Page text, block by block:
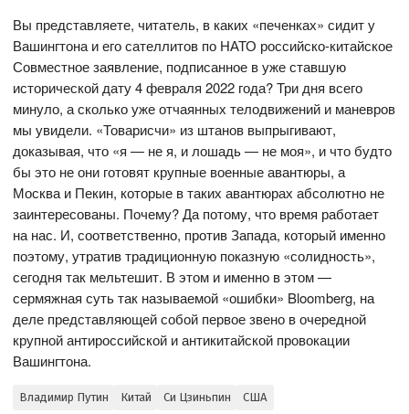
Вы представляете, читатель, в каких «печенках» сидит у
Вашингтона и его сателлитов по НАТО российско-китайское
Совместное заявление, подписанное в уже ставшую
исторической дату 4 февраля 2022 года? Три дня всего
минуло, а сколько уже отчаянных телодвижений и маневров
мы увидели. «Товарисчи» из штанов выпрыгивают,
доказывая, что «я — не я, и лошадь — не моя», и что будто
бы это не они готовят крупные военные авантюры, а
Москва и Пекин, которые в таких авантюрах абсолютно не
заинтересованы. Почему? Да потому, что время работает
на нас. И, соответственно, против Запада, который именно
поэтому, утратив традиционную показную «солидность»,
сегодня так мельтешит. В этом и именно в этом —
сермяжная суть так называемой «ошибки» Bloomberg, на
деле представляющей собой первое звено в очередной
крупной антироссийской и антикитайской провокации
Вашингтона.
Владимир Путин Китай Си Цзиньпин США